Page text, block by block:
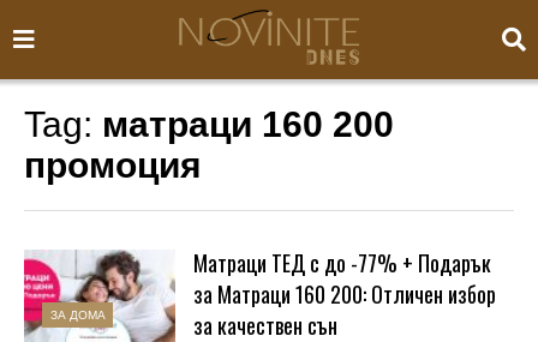
Tag: матраци 160 200
промоция
ЗА ДОМА
Матраци ТЕД с до -77% + Подарък
за Матраци 160 200: Отличен избор
за качествен сън